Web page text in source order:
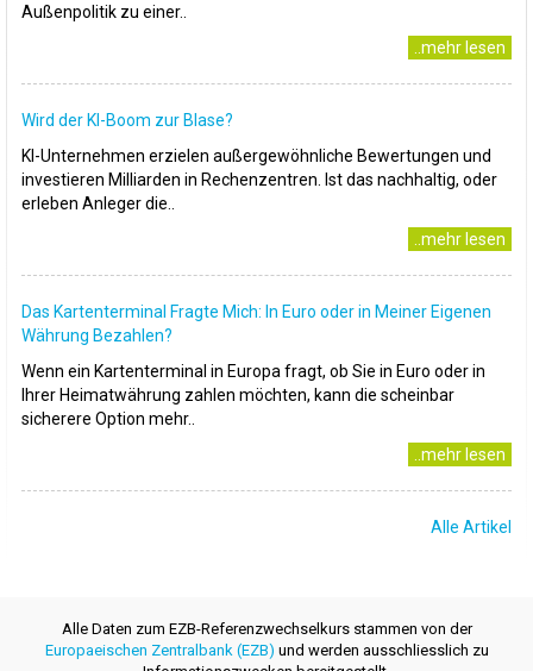
Außenpolitik zu einer..
..mehr lesen
Wird der KI-Boom zur Blase?
KI-Unternehmen erzielen außergewöhnliche Bewertungen und
investieren Milliarden in Rechenzentren. Ist das nachhaltig, oder
erleben Anleger die..
..mehr lesen
Das Kartenterminal Fragte Mich: In Euro oder in Meiner Eigenen
Währung Bezahlen?
Wenn ein Kartenterminal in Europa fragt, ob Sie in Euro oder in
Ihrer Heimatwährung zahlen möchten, kann die scheinbar
sicherere Option mehr..
..mehr lesen
Alle Artikel
Alle Daten zum EZB-Referenzwechselkurs stammen von der
Europaeischen Zentralbank (EZB) und werden ausschliesslich zu